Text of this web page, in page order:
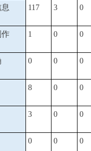
117 3 0
1 0 0
0 0 0
8 0 0
3 0 0
0 0 0